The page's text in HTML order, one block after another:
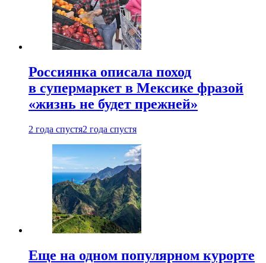
Россиянка описала поход
в супермаркет в Мексике фразой
«жизнь не будет прежней»
2 года спустя2 года спустя
Еще на одном популярном курорте